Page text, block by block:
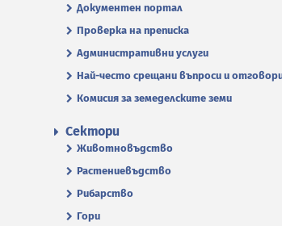
Документен портал
Проверка на преписка
Административни услуги
Най-често срещани въпроси и
Комисия за земеделските земи
Сектори
Животновъдство
Растениевъдство
Рибарство
Гори